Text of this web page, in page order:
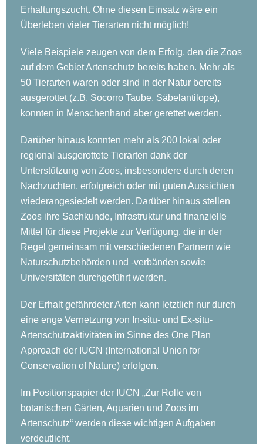
Erhaltungszucht. Ohne diesen Einsatz wäre ein
Überleben vieler Tierarten nicht möglich!
Viele Beispiele zeugen von dem Erfolg, den die Zoos
auf dem Gebiet Artenschutz bereits haben. Mehr als
50 Tierarten waren oder sind in der Natur bereits
ausgerottet (z.B. Socorro Taube, Säbelantilope),
konnten in Menschenhand aber gerettet werden.
Darüber hinaus konnten mehr als 200 lokal oder
regional ausgerottete Tierarten dank der
Unterstützung von Zoos, insbesondere durch deren
Nachzuchten, erfolgreich oder mit guten Aussichten
wiederangesiedelt werden. Darüber hinaus stellen
Zoos ihre Sachkunde, Infrastruktur und finanzielle
Mittel für diese Projekte zur Verfügung, die in der
Regel gemeinsam mit verschiedenen Partnern wie
Naturschutzbehörden und -verbänden sowie
Universitäten durchgeführt werden.
Der Erhalt gefährdeter Arten kann letztlich nur durch
eine enge Vernetzung von In-situ- und Ex-situ-
Artenschutzaktivitäten im Sinne des One Plan
Approach der IUCN (International Union for
Conservation of Nature) erfolgen.
Im Positionspapier der IUCN „Zur Rolle von
botanischen Gärten, Aquarien und Zoos im
Artenschutz“ werden diese wichtigen Aufgaben
verdeutlicht.